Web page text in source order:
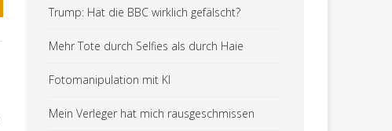
Trump: Hat die BBC wirklich gefälscht?
Mehr Tote durch Selfies als durch Haie
Fotomanipulation mit KI
Mein Verleger hat mich rausgeschmissen